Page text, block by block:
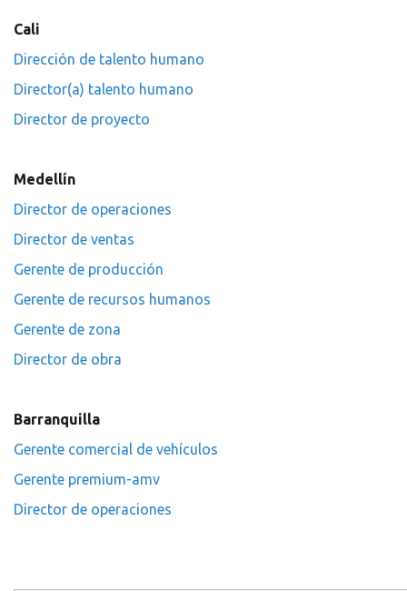
Cali
Dirección de talento humano
Director(a) talento humano
Director de proyecto
Medellín
Director de operaciones
Director de ventas
Gerente de producción
Gerente de recursos humanos
Gerente de zona
Director de obra
Barranquilla
Gerente comercial de vehículos
Gerente premium-amv
Director de operaciones